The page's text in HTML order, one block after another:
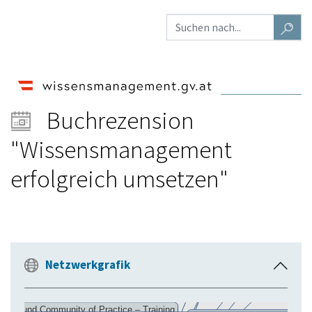
Buchrezension
"Wissensmanagement
erfolgreich umsetzen"
E
Netzwerkgrafik